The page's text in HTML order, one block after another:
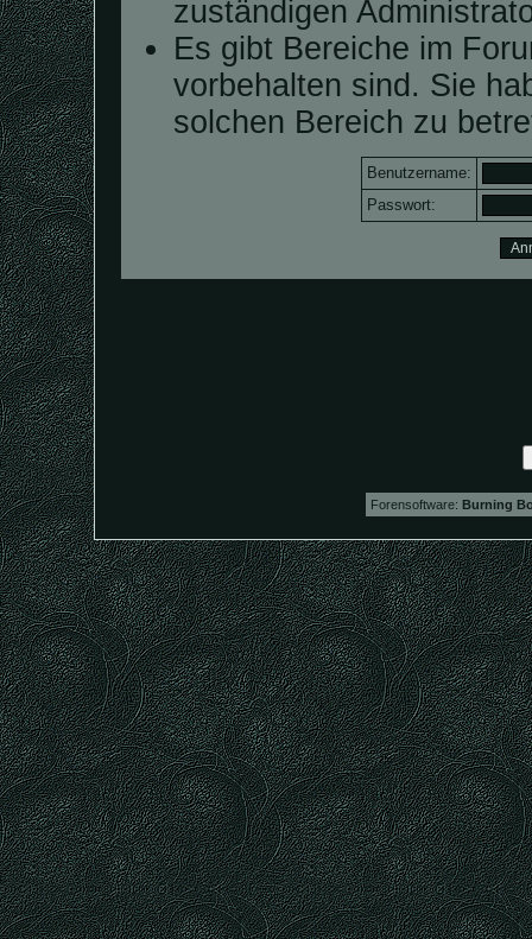
zuständigen
Es gibt Bereiche im
vorbehalten sind. Sie
solchen Bereich zu
Benutzername:
Passwort:
Forensoftware: Burning